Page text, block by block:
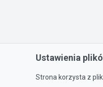
Ustawienia
Strona korzysta z